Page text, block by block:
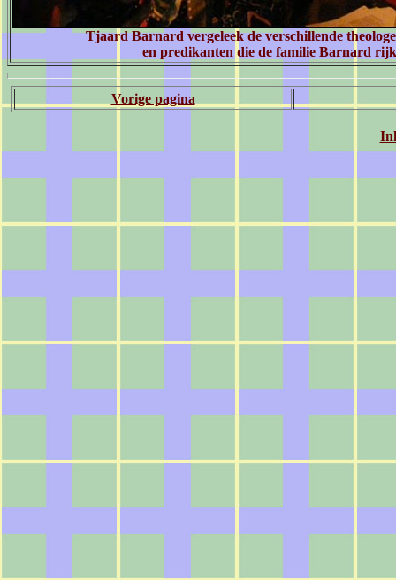
Tjaard Barnard vergeleek de verschillende
en predikanten die de familie Barnard
Vorige pagina